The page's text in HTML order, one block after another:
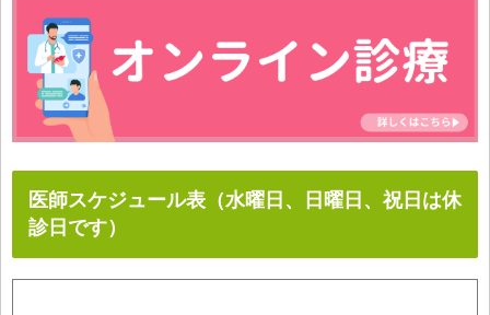
医師スケジュール表（水曜日、日曜日、祝日は休
診日です）